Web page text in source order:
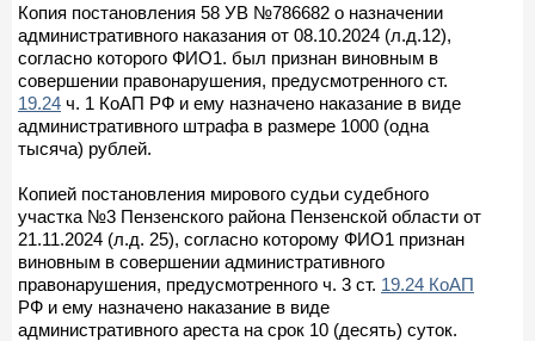
Копия постановления 58 УВ №786682 о назначении
административного наказания от 08.10.2024 (л.д.12),
согласно которого ФИО1. был признан виновным в
совершении правонарушения, предусмотренного ст.
19.24 ч. 1 КоАП РФ и ему назначено наказание в виде
административного штрафа в размере 1000 (одна
тысяча) рублей.
Копией постановления мирового судьи судебного
участка №3 Пензенского района Пензенской области от
21.11.2024 (л.д. 25), согласно которому ФИО1 признан
виновным в совершении административного
правонарушения, предусмотренного ч. 3 ст. 19.24 КоАП
РФ и ему назначено наказание в виде
административного ареста на срок 10 (десять) суток.